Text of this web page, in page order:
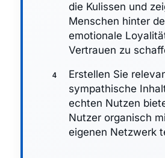
die Kulissen und
Menschen hinter
emotionale
Vertrauen zu
Erstellen Sie
sympathische
echten Nutzen
Nutzer organisch
eigenen Netzwerk